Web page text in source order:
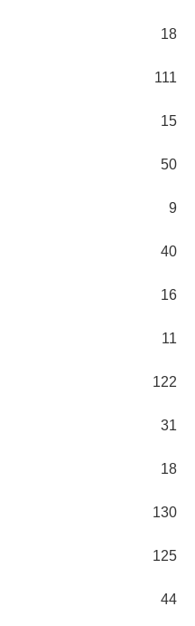
18
111
15
50
9
40
16
11
122
31
18
130
125
44